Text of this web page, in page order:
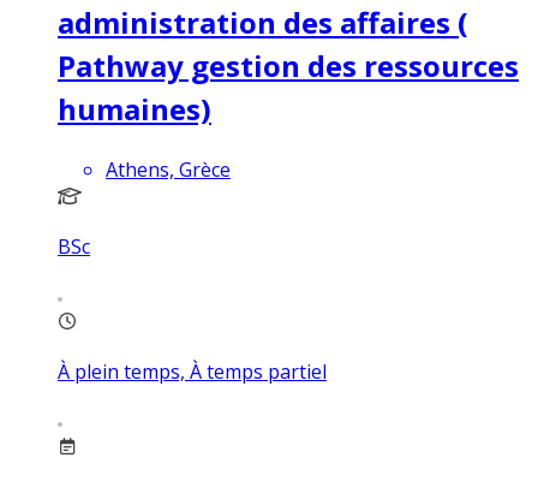
administration des affaires (
Pathway gestion des ressources
humaines)
Athens, Grèce
BSc
À plein temps, À temps partiel